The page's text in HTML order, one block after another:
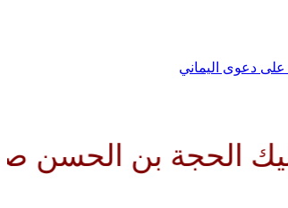
دعوى اليماني
الحسن صلواتك